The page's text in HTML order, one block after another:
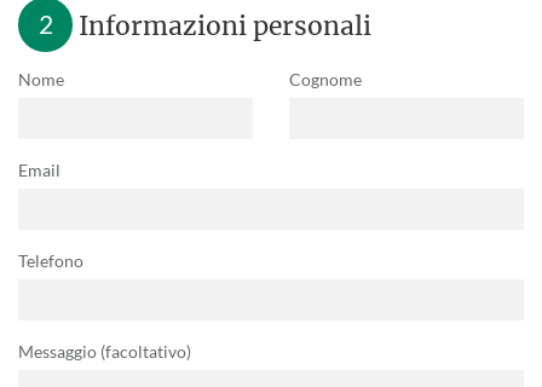
2 Informazioni personali
Nome Cognome
Email
Telefono
Messaggio (facoltativo)